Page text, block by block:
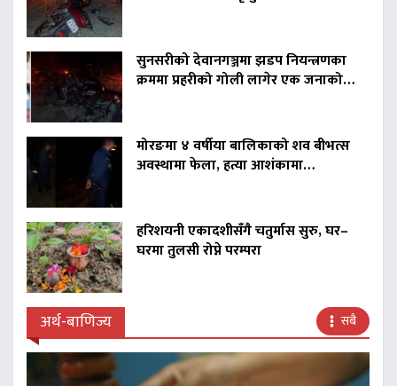
सुनसरीको देवानगञ्जमा झडप नियन्त्रणका
क्रममा प्रहरीको गोली लागेर एक जनाको…
मोरङमा ४ वर्षीया बालिकाको शव बीभत्स
अवस्थामा फेला, हत्या आशंकामा…
हरिशयनी एकादशीसँगै चतुर्मास सुरु, घर–
घरमा तुलसी रोप्ने परम्परा
अर्थ-बाणिज्य सबै